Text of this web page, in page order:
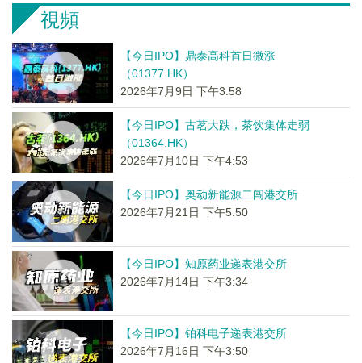
視頻
【今日IPO】鼎泰高科首日微涨
（01377.HK）
2026年7月9日 下午3:58
【今日IPO】古茗大跌，茶饮集体走弱
（01364.HK）
2026年7月10日 下午4:53
【今日IPO】奥动新能源二闯港交所
2026年7月21日 下午5:50
【今日IPO】知原药业递表港交所
2026年7月14日 下午3:34
【今日IPO】铂科电子递表港交所
2026年7月16日 下午3:50